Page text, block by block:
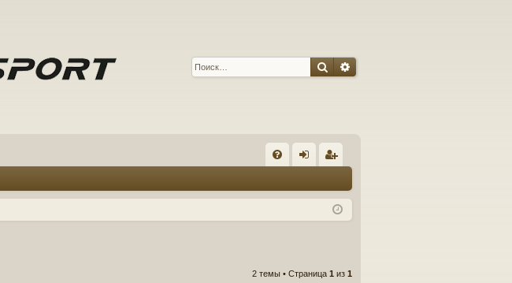
ПоискРасширенный поиск
Q д ис
ия
2 темы • Страница 1 из 1